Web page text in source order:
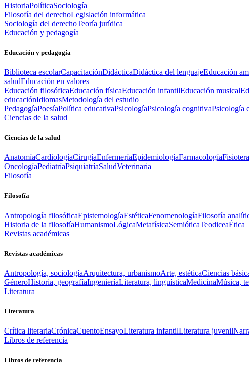
HistoriaPolíticaSociología
Filosofía del derechoLegislación informática
Sociología del derechoTeoría jurídica
Educación y pedagogía
Educación y pedagogía
Biblioteca escolarCapacitaciónDidácticaDidáctica del lenguajeEducación
saludEducación en valores
Educación filosóficaEducación físicaEducación infantilEducación musical
educaciónIdiomasMetodología del estudio
PedagogíaPoesíaPolítica educativaPsicologíaPsicología cognitivaPsicología
Ciencias de la salud
Ciencias de la salud
AnatomíaCardiologíaCirugíaEnfermeríaEpidemiologíaFarmacología
OncologíaPediatríaPsiquiatríaSaludVeterinaria
Filosofía
Filosofía
Antropología filosóficaEpistemologíaEstéticaFenomenologíaFilosofía
Historia de la filosofíaHumanismoLógicaMetafísicaSemióticaTeodiceaÉtica
Revistas académicas
Revistas académicas
Antropología, sociologíaArquitectura, urbanismoArte, estéticaCiencias
GéneroHistoria, geografíaIngenieríaLiteratura, linguísticaMedicinaMúsica,
Literatura
Literatura
Crítica literariaCrónicaCuentoEnsayoLiteratura infantilLiteratura juvenil
Libros de referencia
Libros de referencia